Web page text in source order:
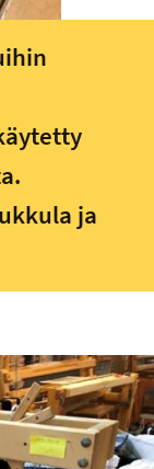
ja